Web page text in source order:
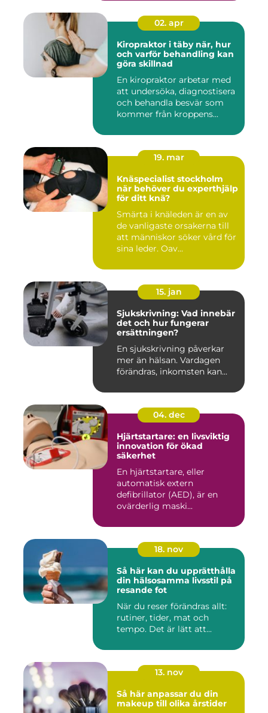
02. apr
Kiropraktor i täby när, hur
och varför behandling kan
göra skillnad
En kiropraktor arbetar med
att undersöka, diagnostisera
och behandla besvär som
kommer från kroppens...
19. mar
Knäspecialist stockholm
när behöver du experthjälp
för ditt knä?
Smärta i knäleden är en av
de vanligaste orsakerna till
att människor söker vård för
sina leder. Oav...
15. jan
Sjukskrivning: Vad innebär
det och hur fungerar
ersättningen?
En sjukskrivning påverkar
mer än hälsan. Vardagen
förändras, inkomsten kan...
04. dec
Hjärtstartare: en livsviktig
innovation för ökad
säkerhet
En hjärtstartare, eller
automatisk extern
defibrillator (AED), är en
ovärderlig maski...
18. nov
Så här kan du upprätthålla
din hälsosamma livsstil på
resande fot
När du reser förändras allt:
rutiner, tider, mat och
tempo. Det är lätt att...
13. nov
Så här anpassar du din
makeup till olika årstider